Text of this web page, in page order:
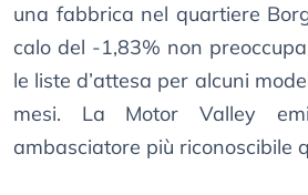
una fabbrica nel quartiere
calo del -1,83% non
le liste d’attesa per alcuni
mesi. La Motor Valley
ambasciatore più riconoscibile